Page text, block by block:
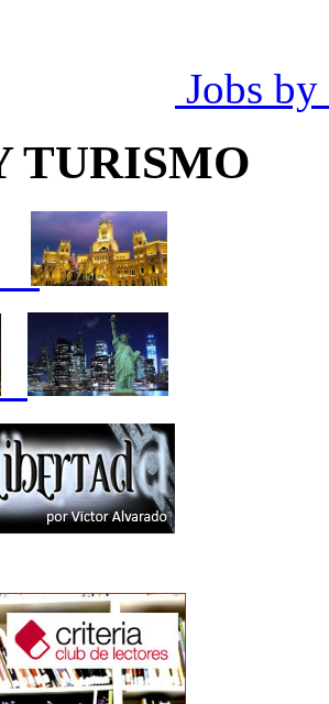
Jobs by
TURISMO